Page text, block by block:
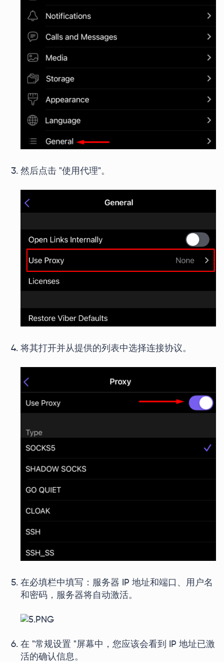
然后点击 "使用代理"。
将其打开并从提供的列表中选择连接协议。
在必填栏中填写：服务器 IP 地址和端口、用户名
和密码，服务器将自动激活。
在 "常规设置 "屏幕中，您应该会看到 IP 地址已激
活的确认信息。